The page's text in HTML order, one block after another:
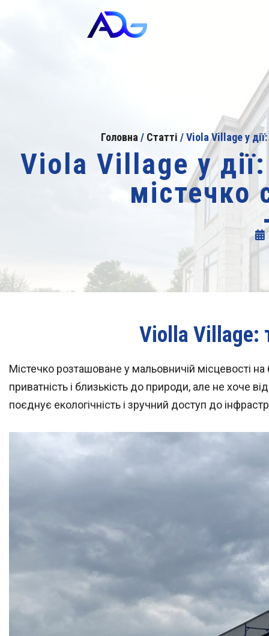
Головна / Статті /Viola Village у
Viola Village у
містечко
Violla Village:
Містечко розташоване у мальовничій місцевості
приватність і близькість до природи, але не хоче
поєднує екологічність і зручний доступ до